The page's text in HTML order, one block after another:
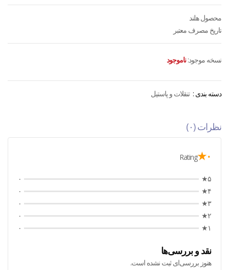
محصول هلند
تاریخ مصرف معتبر
نسخه موجود: ناموجود
دسته بندی : تنقلات و پاستیل
نظرات (۰)
۰★ Rating
۵★
۰
۴★
۰
۳★
۰
۲★
۰
۱★
۰
نقد و بررسی‌ها
هنوز بررسی‌ای ثبت نشده است.